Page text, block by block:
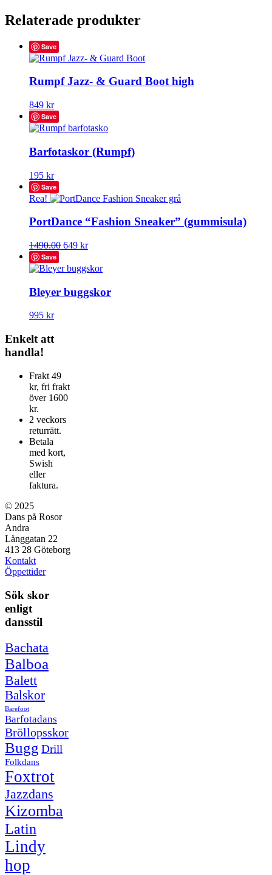
Relaterade produkter
Save
Rumpf Jazz- & Guard Boot high
849 krDen
här
produkten
flera
varianter.
olika
alternativen
kan
på
Save
Barfotaskor (Rumpf)
195 krDen
här
produkten
flera
varianter.
De
olika
alternativen
kan
på
Save
Rea!
PortDance “Fashion Sneaker” (gummisula)
1490.00 649 krDen
produkten
flera
varianter.
Save
Bleyer buggskor
995 krDen
produkten
De
olika
alternativen
väljas
på
Enkelt att
handla!
Frakt 49
kr, fri frakt
över 1600
kr.
2 veckors
returrätt.
Betala
med kort,
Swish
eller
faktura.
© 2025
Dans på Rosor
Andra
Långgatan 22
413 28 Göteborg
Kontakt
Öppettider
Sök skor
enligt
dansstil
Bachata
Balboa
Balett
Balskor
Barefoot
Barfotadans
Bröllopsskor
Bugg Drill
Folkdans
Foxtrot
Jazzdans
Kizomba
Latin
Lindy
hop